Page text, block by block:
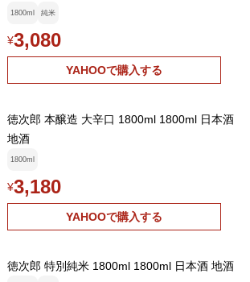
1800ml 純米
¥3,080
YAHOOで購入する
徳次郎 本醸造 大辛口 1800ml 1800ml 日本酒
地酒
1800ml
¥3,180
YAHOOで購入する
徳次郎 特別純米 1800ml 1800ml 日本酒 地酒